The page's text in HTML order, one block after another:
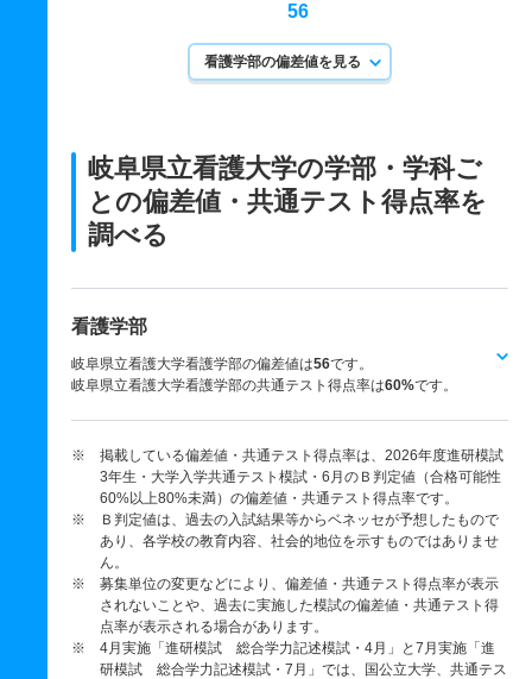
56
看護学部の偏差値を見る
岐阜県立看護大学の学部・学科ご
との偏差値・共通テスト得点率を
調べる
看護学部
岐阜県立看護大学看護学部の偏差値は56です。
岐阜県立看護大学看護学部の共通テスト得点率は60%です。
※ 掲載している偏差値・共通テスト得点率は、2026年度進研模試
3年生・大学入学共通テスト模試・6月のＢ判定値（合格可能性
60%以上80%未満）の偏差値・共通テスト得点率です。
※ Ｂ判定値は、過去の入試結果等からベネッセが予想したもので
あり、各学校の教育内容、社会的地位を示すものではありませ
ん。
※ 募集単位の変更などにより、偏差値・共通テスト得点率が表示
されないことや、過去に実施した模試の偏差値・共通テスト得
点率が表示される場合があります。
※ 4月実施「進研模試 総合学力記述模試・4月」と7月実施「進
研模試 総合学力記述模試・7月」では、国公立大学、共通テス